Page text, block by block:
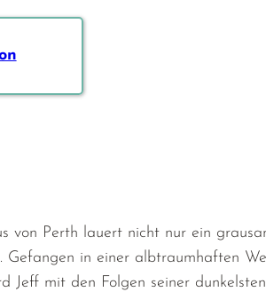
von Perth lauert nicht nur ein
Gefangen in einer albtraumhaften
Jeff mit den Folgen seiner